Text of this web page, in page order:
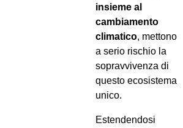
insieme al
cambiamento
climatico, mettono
a serio rischio la
sopravvivenza di
questo ecosistema
unico.
Estendendosi